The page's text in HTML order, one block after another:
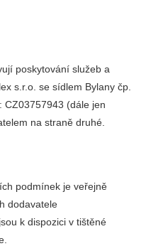
poskytování služeb a
s.r.o. se sídlem Bylany čp.
CZ03757943 (dále jen
na straně druhé.
podmínek je veřejně
dodavatele
k dispozici v tištěné